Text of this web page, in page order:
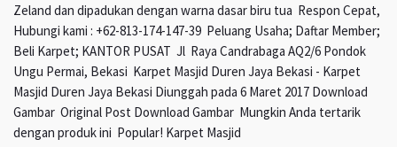
Zeland dan dipadukan dengan warna dasar biru tua Respon Cepat,
Hubungi kami : +62-813-174-147-39 Peluang Usaha; Daftar Member;
Beli Karpet; KANTOR PUSAT Jl Raya Candrabaga AQ2/6 Pondok
Ungu Permai, Bekasi Karpet Masjid Duren Jaya Bekasi - Karpet
Masjid Duren Jaya Bekasi Diunggah pada 6 Maret 2017 Download
Gambar Original Post Download Gambar Mungkin Anda tertarik
dengan produk ini Popular! Karpet Masjid